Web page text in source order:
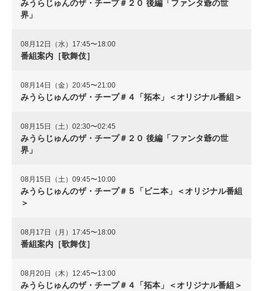
みうらじゅんのザ・チープ＃２０ 後編「ファンタ爺の世
界」
08月12日（水）17:45〜18:00
番組案内［歌舞伎］
08月14日（金）20:45〜21:00
みうらじゅんのザ・チープ＃４「拓本」＜オリジナル番組＞
08月15日（土）02:30〜02:45
みうらじゅんのザ・チープ＃２０ 後編「ファンタ爺の世
界」
08月15日（土）09:45〜10:00
みうらじゅんのザ・チープ＃５「ビニ本」＜オリジナル番組
＞
08月17日（月）17:45〜18:00
番組案内［歌舞伎］
08月20日（木）12:45〜13:00
みうらじゅんのザ・チープ＃４「拓本」＜オリジナル番組＞